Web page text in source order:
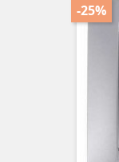
-25%